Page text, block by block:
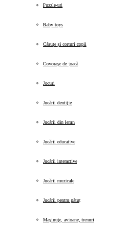
Puzzle-uri
Baby toys
Căsuțe și corturi copii
Covorașe de joacă
Jocuri
Jucării dentiție
Jucării din lemn
Jucării educative
Jucării interactive
Jucării muzicale
Jucării pentru pătuț
Mașinuțe, avioane, trenuri